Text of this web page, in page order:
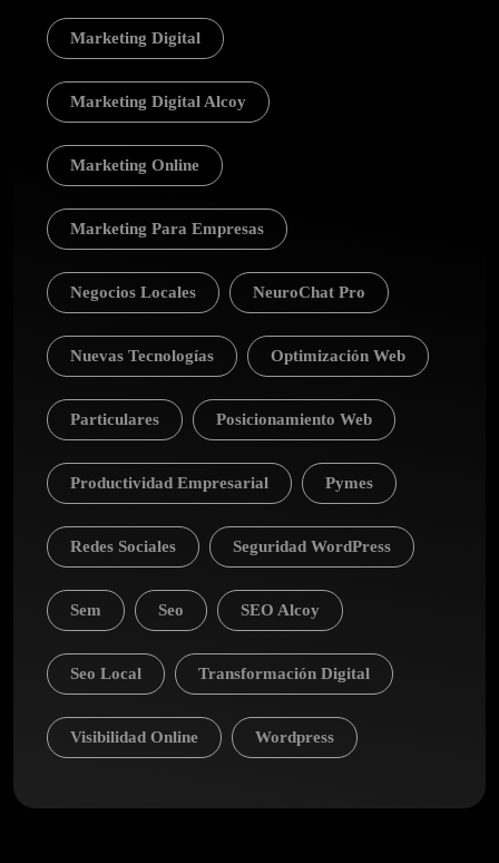
Marketing Digital
Marketing Digital Alcoy
Marketing Online
Marketing Para Empresas
Negocios Locales NeuroChat Pro
Nuevas Tecnologías Optimización Web
Particulares Posicionamiento Web
Productividad Empresarial Pymes
Redes Sociales Seguridad WordPress
Sem Seo SEO Alcoy
Seo Local Transformación Digital
Visibilidad Online Wordpress